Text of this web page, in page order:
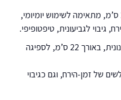
גיבוי לגביעונית, טיפטופיפי.
– דקה/ בינונית, באורך 22 ס’מ, לספיגה
של זמן-הירח, וגם כגיבוי